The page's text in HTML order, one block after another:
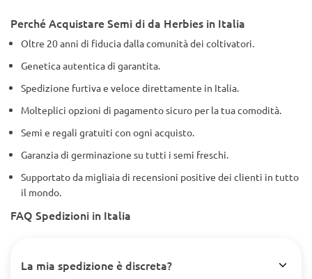
Perché Acquistare Semi di da Herbies in Italia
Oltre 20 anni di fiducia dalla comunità dei coltivatori.
Genetica autentica di garantita.
Spedizione furtiva e veloce direttamente in Italia.
Molteplici opzioni di pagamento sicuro per la tua comodità.
Semi e regali gratuiti con ogni acquisto.
Garanzia di germinazione su tutti i semi freschi.
Supportato da migliaia di recensioni positive dei clienti in tutto
il mondo.
FAQ Spedizioni in Italia
La mia spedizione è discreta?